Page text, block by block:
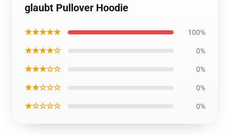
glaubt Pullover Hoodie
★★★★★ 100%
★★★★☆ 0%
★★★☆☆ 0%
★★☆☆☆ 0%
★☆☆☆☆ 0%